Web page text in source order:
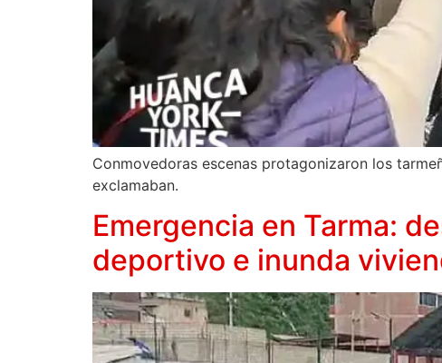
Conmovedoras escenas protagonizaron los
exclamaban.
Emergencia en Tarma:
deportivo e inunda